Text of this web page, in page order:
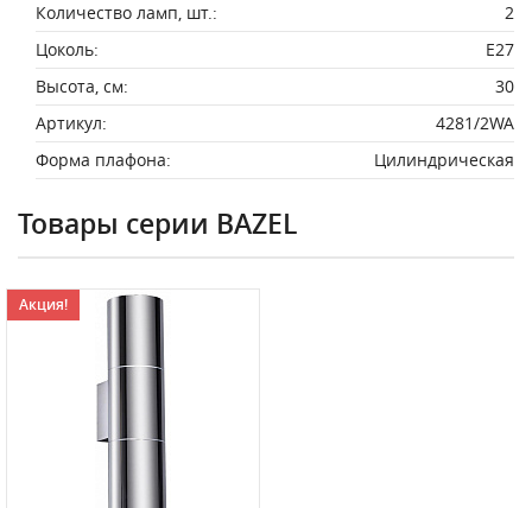
Количество ламп, шт.:
2
Цоколь:
E27
Высота, см:
30
Артикул:
4281/2WA
Форма плафона:
Цилиндрическая
Товары серии BAZEL
Акция!